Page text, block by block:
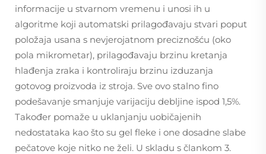
informacije u stvarnom vremenu i unosi ih u
algoritme koji automatski prilagođavaju stvari poput
položaja usana s nevjerojatnom preciznošću (oko
pola mikrometar), prilagođavaju brzinu kretanja
hlađenja zraka i kontroliraju brzinu izduzanja
gotovog proizvoda iz stroja. Sve ovo stalno fino
podešavanje smanjuje varijaciju debljine ispod 1,5%.
Također pomaže u uklanjanju uobičajenih
nedostataka kao što su gel fleke i one dosadne slabe
pečatove koje nitko ne želi. U skladu s člankom 3.